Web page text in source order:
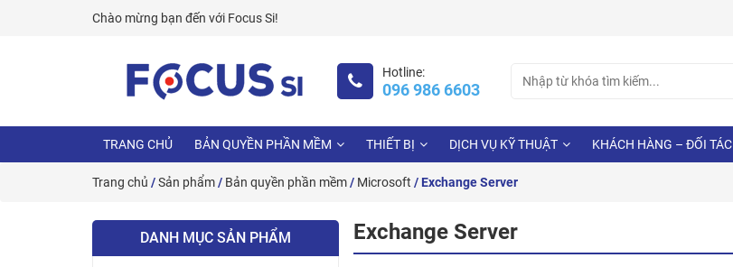
Chào mừng bạn đến với Focus Si!
Hotline:
096 986 6603
for:
TRANG CHỦ BẢN QUYỀN PHẦN MỀM THIẾT BỊ DỊCH VỤ KỸ THUẬT KHÁCH HÀNG – ĐỐI TÁC
Trang chủ /Sản phẩm/ Bản quyền phần mềm/ Microsoft / Exchange Server
DANH MỤC SẢN PHẨM Exchange Server